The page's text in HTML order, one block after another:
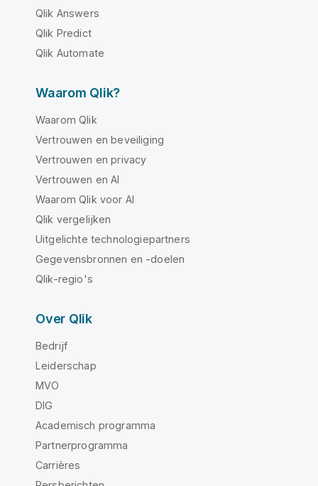
Qlik Answers
Qlik Predict
Qlik Automate
Waarom Qlik?
Waarom Qlik
Vertrouwen en beveiliging
Vertrouwen en privacy
Vertrouwen en AI
Waarom Qlik voor AI
Qlik vergelijken
Uitgelichte technologiepartners
Gegevensbronnen en -doelen
Qlik-regio's
Over Qlik
Bedrijf
Leiderschap
MVO
DIG
Academisch programma
Partnerprogramma
Carrières